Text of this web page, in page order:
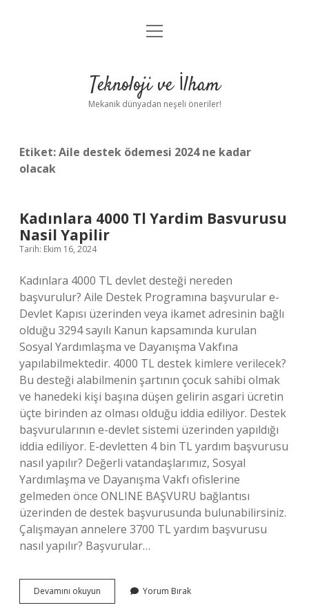
Anasayfa
Yasal Uyarı
menüyü
Teknoloji ve İlham
Mekanik dünyadan neşeli öneriler!
Etiket:Aile destek ödemesi 2024 ne kadar
olacak
Kadınlara 4000 Tl Yardim Basvurusu
Nasil Yapilir
Tarih: Ekim 16, 2024
Kadınlara 4000 TL devlet desteği nereden
başvurulur? Aile Destek Programına başvurular e-
Devlet Kapısı üzerinden veya ikamet adresinin bağlı
olduğu 3294 sayılı Kanun kapsamında kurulan
Sosyal Yardımlaşma ve Dayanışma Vakfına
yapılabilmektedir. 4000 TL destek kimlere verilecek?
Bu desteği alabilmenin şartının çocuk sahibi olmak
ve hanedeki kişi başına düşen gelirin asgari ücretin
üçte birinden az olması olduğu iddia ediliyor. Destek
başvurularının e-devlet sistemi üzerinden yapıldığı
iddia ediliyor. E-devletten 4 bin TL yardım başvurusu
nasıl yapılır? Değerli vatandaşlarımız, Sosyal
Yardımlaşma ve Dayanışma Vakfı ofislerine
gelmeden önce ONLINE BAŞVURU bağlantısı
üzerinden de destek başvurusunda bulunabilirsiniz.
Çalışmayan annelere 3700 TL yardım başvurusu
nasıl yapılır? Başvurular…
Devamını okuyun Kadınlara
4000
Yorum Bırak